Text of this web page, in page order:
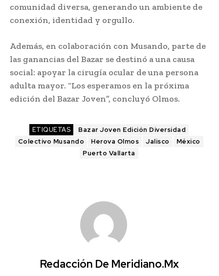
comunidad diversa, generando un ambiente de
conexión, identidad y orgullo.
Además, en colaboración con Musando, parte de
las ganancias del Bazar se destinó a una causa
social: apoyar la cirugía ocular de una persona
adulta mayor. “Los esperamos en la próxima
edición del Bazar Joven”, concluyó Olmos.
ETIQUETAS
Bazar Joven Edición Diversidad
Colectivo Musando
Herova Olmos Jalisco
México
Puerto Vallarta
Redacción De Meridiano.mx